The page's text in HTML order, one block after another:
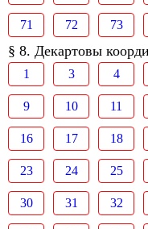
71 72 73
§ 8. Декартовы
1 3 4
9 10 11
16 17 18
23 24 25
30 31 32